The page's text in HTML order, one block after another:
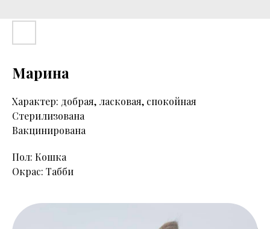
Марина
Характер: добрая, ласковая, спокойная
Стерилизована
Вакцинирована
Пол: Кошка
Окрас: Табби